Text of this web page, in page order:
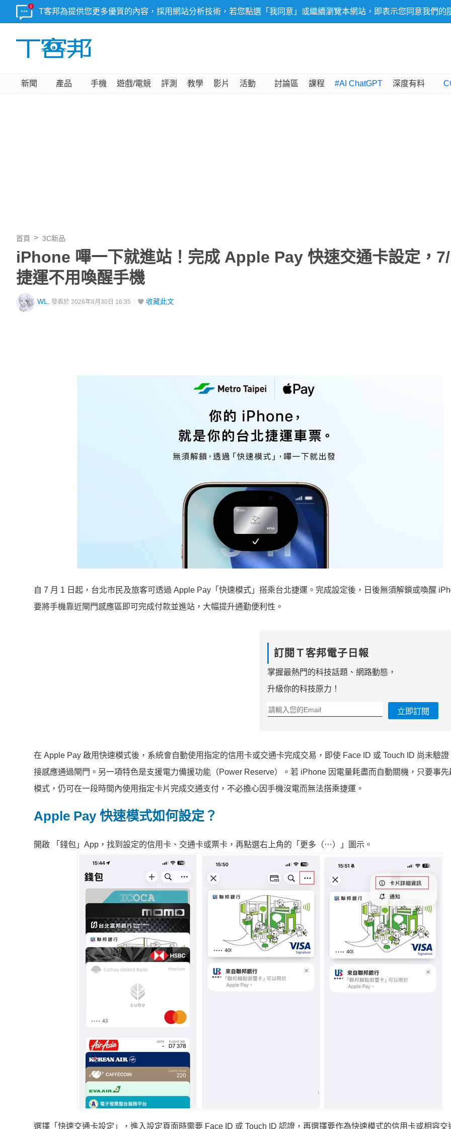
T客邦為提供您更多優質的內容，採用網站分析技術，若您點選「我同意」或繼續瀏覽本網站，即表示您同意我們的
新聞 產品 手機 遊戲/電競 評測 教學 影片 活動 討論區 課程 #AI ChatGPT 深度有料
首頁 3C新品
iPhone 嗶一下就進站！完成 Apple Pay 快速交通卡設定，
捷運不用喚醒手機
WL. 發表於 2026年6月30日 16:35 收藏此文
自 7 月 1 日起，台北市民及旅客可透過 Apple Pay「快速模式」搭乘台北捷運。完成設定後，日後無須解鎖或喚醒
要將手機靠近閘門感應區即可完成付款並進站，大幅提升通勤便利性。
訂閱Ｔ客邦電子日報
掌握最熱門的科技話題、網路動態，
升級你的科技原力！
立即訂閱
在 Apple Pay 啟用快速模式後，系統會自動使用指定的信用卡或交通卡完成交易，即使 Face ID 或 Touch ID 尚未驗證
接感應通過閘門。另一項特色是支援電力備援功能（Power Reserve）。若 iPhone 因電量耗盡而自動關機，只要事先
模式，仍可在一段時間內使用指定卡片完成交通支付，不必擔心因手機沒電而無法搭乘捷運。
Apple Pay 快速模式如何設定？
開啟 「錢包」App，找到設定的信用卡、交通卡或票卡，再點選右上角的「更多（⋯）」圖示。
選擇「快速交通卡設定」，進入設定頁面時需要 Face ID 或 Touch ID 認證，再選擇要作為快速模式的信用卡或相容交